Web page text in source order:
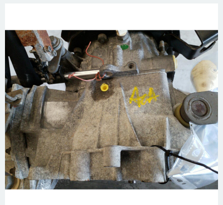
CONTACT
Aide
Mon compte
Appelez-nous
01 60 48 23 09